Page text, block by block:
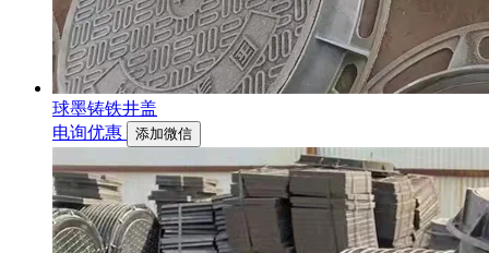
球墨铸铁井盖
电询优惠
添加微信